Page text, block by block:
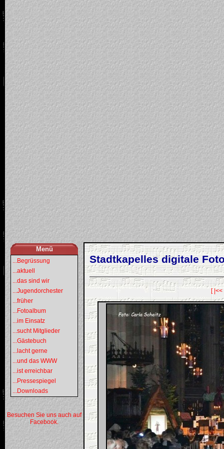
Menü
...Begrüssung
...aktuell
...das sind wir
...Jugendorchester
...früher
...Fotoalbum
...im Einsatz
...sucht Mitglieder
...Gästebuch
...lacht gerne
...und das WWW
...ist erreichbar
...Pressespiegel
...Downloads
Besuchen Sie uns auch auf
Facebook.
Stadtkapelles digitale
[